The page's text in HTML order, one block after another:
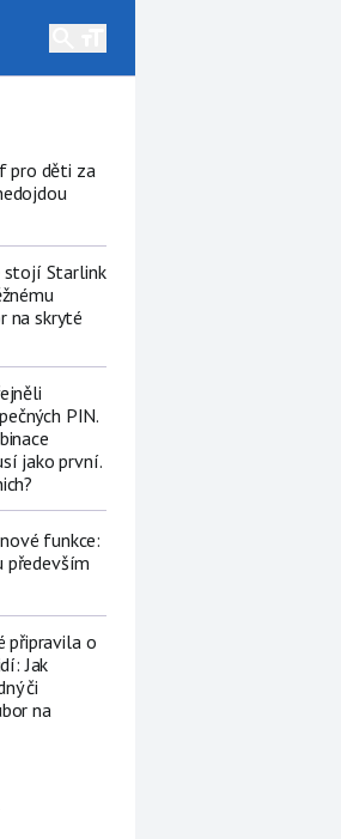
pro děti za
stojí Starlink
na skryté
PIN.
jako první.
funkce:
především
připravila o
Jak
či
na